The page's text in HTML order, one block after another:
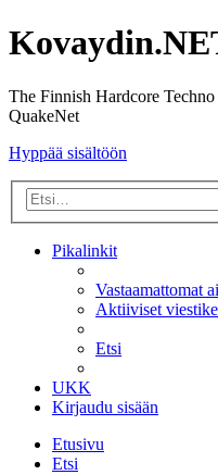
The Finnish Hardcore
QuakeNet
Hyppää sisältöön
Pikalinkit
Vastaamattomat
Aktiiviset
Etsi
UKK
Kirjaudu sisään
Etusivu
Etsi